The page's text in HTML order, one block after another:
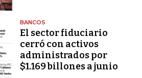
BANCOS
El sector fiduciario
cerró con activos
administrados por
$1.169 billones a junio